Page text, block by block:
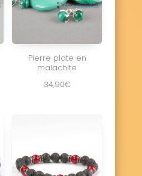
Pierre plate en
malachite
34,90€